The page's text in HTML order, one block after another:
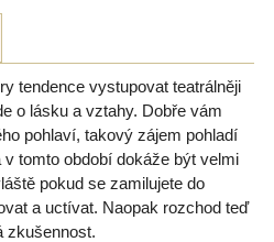
tendence vystupovat teatrálněji
o lásku a vztahy. Dobře vám
pohlaví, takový zájem pohladí
tomto období dokáže být velmi
pokud se zamilujete do
a uctívat. Naopak rozchod teď
zkušennost.